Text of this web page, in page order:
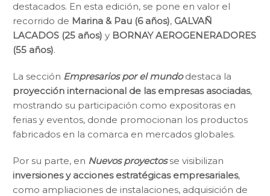
destacados. En esta edición, se pone en valor el
recorrido de Marina & Pau (6 años), GALVAÑ
LACADOS (25 años) y BORNAY AEROGENERADORES
(55 años).
La sección Empresarios por el mundodestaca la
proyección internacional de las empresas asociadas,
mostrando su participación como expositoras en
ferias y eventos, donde promocionan los productos
fabricados en la comarca en mercados globales.
Por su parte, en Nuevos proyectosse visibilizan
inversiones y acciones estratégicas empresariales,
como ampliaciones de instalaciones, adquisición de